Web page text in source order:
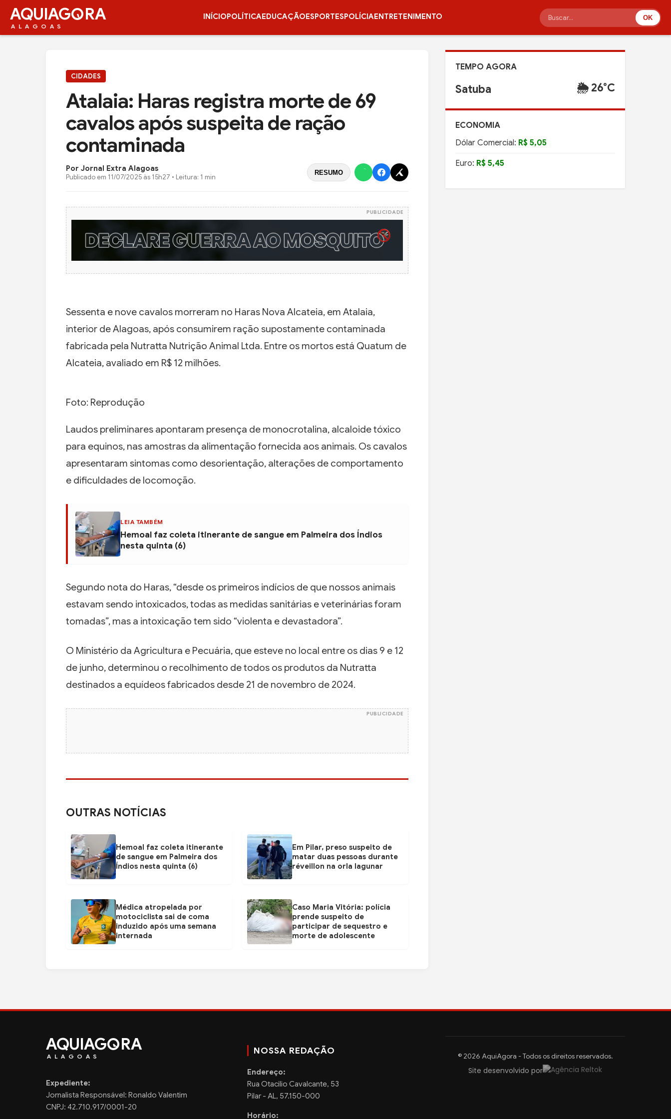
AQUIAG RA
ALAGOAS
INÍCIOPOLÍTICAEDUCAÇÃOESPORTESPOLÍCIAENTRETENIMENTO OK
CIDADES
Atalaia: Haras registra morte de 69
cavalos após suspeita de ração
contaminada
Por Jornal Extra Alagoas
Publicado em 11/07/2025 às 15h27 • Leitura: 1 min
RESUMO
PUBLICIDADE
Sessenta e nove cavalos morreram no Haras Nova Alcateia, em Atalaia,
interior de Alagoas, após consumirem ração supostamente contaminada
fabricada pela Nutratta Nutrição Animal Ltda. Entre os mortos está Quatum de
Alcateia, avaliado em R$ 12 milhões.
Foto: Reprodução
Laudos preliminares apontaram presença de monocrotalina, alcaloide tóxico
para equinos, nas amostras da alimentação fornecida aos animais. Os cavalos
apresentaram sintomas como desorientação, alterações de comportamento
e dificuldades de locomoção.
LEIA TAMBÉM
Hemoal faz coleta itinerante de sangue em Palmeira dos Índios
nesta quinta (6)
Segundo nota do Haras, “desde os primeiros indícios de que nossos animais
estavam sendo intoxicados, todas as medidas sanitárias e veterinárias foram
tomadas”, mas a intoxicação tem sido “violenta e devastadora”.
O Ministério da Agricultura e Pecuária, que esteve no local entre os dias 9 e 12
de junho, determinou o recolhimento de todos os produtos da Nutratta
destinados a equídeos fabricados desde 21 de novembro de 2024.
PUBLICIDADE
OUTRAS NOTÍCIAS
Hemoal faz coleta itinerante
de sangue em Palmeira dos
Índios nesta quinta (6)
Em Pilar, preso suspeito de
matar duas pessoas durante
réveillon na orla lagunar
Médica atropelada por
motociclista sai de coma
induzido após uma semana
internada
Caso Maria Vitória: polícia
prende suspeito de
participar de sequestro e
morte de adolescente
TEMPO AGORA
Satuba 🌦️ 26°C
ECONOMIA
Dólar Comercial: R$ 5,05
Euro: R$ 5,45
AQUIAG RA
ALAGOAS
Expediente:
Jornalista Responsável: Ronaldo Valentim
CNPJ: 42.710.917/0001-20
NOSSA REDAÇÃO
Endereço:
Rua Otacilio Cavalcante, 53
Pilar - AL, 57.150-000
Horário:
© 2026 AquiAgora - Todos os direitos reservados.
Site desenvolvido por